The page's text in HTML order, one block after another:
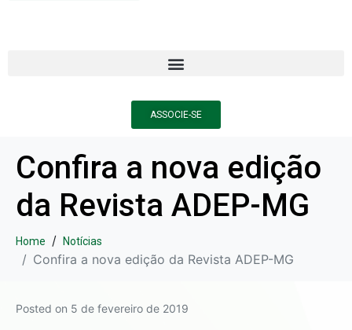
ASSOCIE-SE
Confira a nova edição
da Revista ADEP-MG
Home Notícias
Confira a nova edição da Revista ADEP-MG
Posted on 5 de fevereiro de 2019